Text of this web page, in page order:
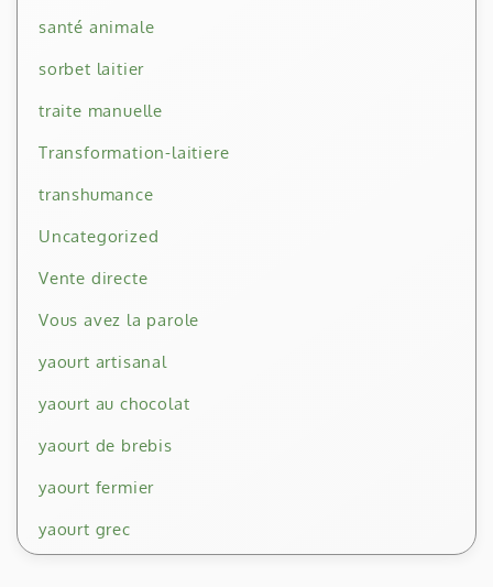
santé animale
sorbet laitier
traite manuelle
Transformation-laitiere
transhumance
Uncategorized
Vente directe
Vous avez la parole
yaourt artisanal
yaourt au chocolat
yaourt de brebis
yaourt fermier
yaourt grec